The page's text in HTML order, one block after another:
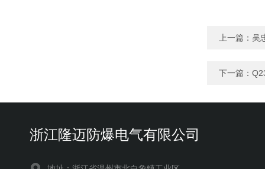
上一篇： 吴
下一篇：
浙江隆迈防爆电气有限公司